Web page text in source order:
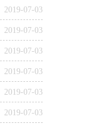
2019-07-03
2019-07-03
2019-07-03
2019-07-03
2019-07-03
2019-07-03